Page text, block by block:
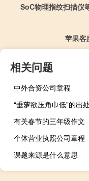
SoC物理指纹扫描仪
苹果客
相关问题
中外合资公司章程
“垂萝欲压角巾低”的出
有关春节的三年级作文
个体营业执照公司章程
课题来源是什么意思